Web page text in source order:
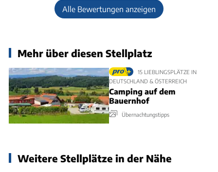
Alle Bewertungen anzeigen
Mehr über diesen Stellplatz
15 LIEBLINGSPLÄTZE IN
DEUTSCHLAND & ÖSTERREICH
Camping auf dem
Bauernhof
Übernachtungstipps
Weitere Stellplätze in der Nähe